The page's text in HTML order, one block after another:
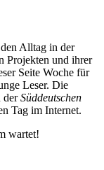
Alltag in der
Projekten und ihrer
Seite Woche für
Leser. Die
derSüddeutschen
Tag im Internet.
wartet!